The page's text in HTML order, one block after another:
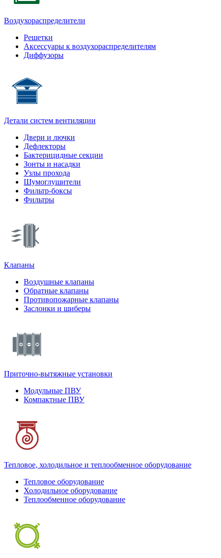
Воздухораспределители
Решетки
Аксессуары к воздухораспределителям
Диффузоры
Детали систем вентиляции
Двери и лючки
Дефлекторы
Бактерицидные секции
Зонты и насадки
Узлы прохода
Шумоглушители
Фильтр-боксы
Фильтры
Клапаны
Воздушные клапаны
Обратные клапаны
Противопожарные клапаны
Заслонки и шиберы
Приточно-вытяжные установки
Модульные ПВУ
Компактные ПВУ
Тепловое, холодильное и теплообменное оборудование
Тепловое оборудование
Холодильное оборудование
Теплообменное оборудование